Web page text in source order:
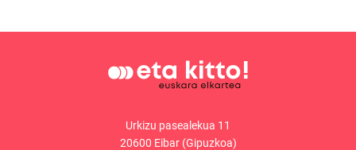
Urkizu pasealekua 11
20600 Eibar (Gipuzkoa)